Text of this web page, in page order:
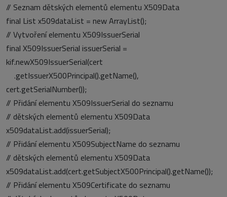
// Seznam dětských elementů elementu X509Data
final List x509dataList = new ArrayList();
// Vytvoření elementu X509IssuerSerial
final X509IssuerSerial issuerSerial =
kif.newX509IssuerSerial(cert
.getIssuerX500Principal().getName(),
cert.getSerialNumber());
// Přidání elementu X509IssuerSerial do seznamu
// dětských elementů elementu X509Data
x509dataList.add(issuerSerial);
// Přidání elementu X509SubjectName do seznamu
// dětských elementů elementu X509Data
x509dataList.add(cert.getSubjectX500Principal().getName());
// Přidání elementu X509Certificate do seznamu